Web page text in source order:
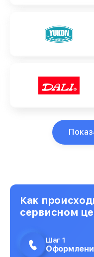
Как
сервисном
Шаг 1